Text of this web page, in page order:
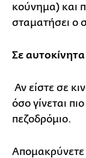
κούνημα) και
σταματήσει ο
Σε αυτοκίνητα
Αν είστε σε
όσο γίνεται
πεζοδρόμιο.
Απομακρύνετε